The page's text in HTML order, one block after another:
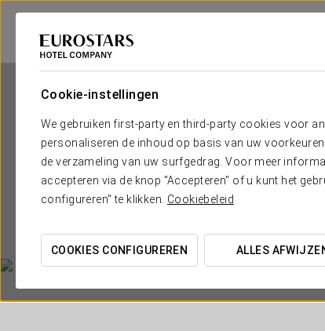
Cookie-instellingen
We gebruiken first-party en third-party cookies voor
personaliseren de inhoud op basis van uw
de verzameling van uw surfgedrag. Voor meer
accepteren via de knop "Accepteren" of u kunt het
configureren" te klikken. Cookiebeleid
COOKIES CONFIGUREREN ALLES